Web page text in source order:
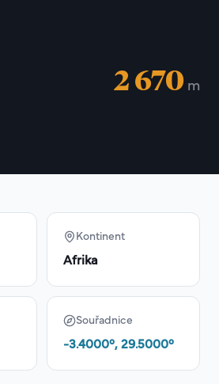
2 670 m
Kontinent
Afrika
Souřadnice
-3.4000°, 29.5000°